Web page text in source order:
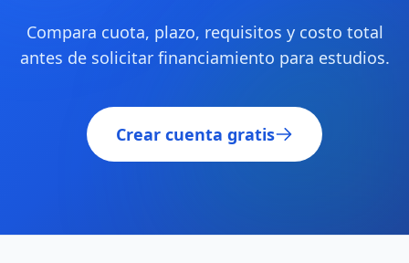
Compara cuota, plazo, requisitos y costo total
antes de solicitar financiamiento para estudios.
Crear cuenta gratis